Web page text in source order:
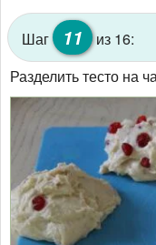
Шаг 11 из 16:
Разделить тесто на